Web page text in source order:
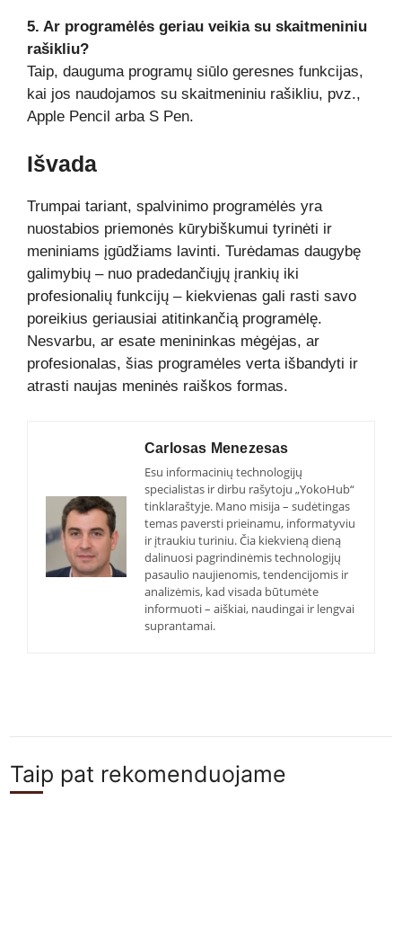
5. Ar programėlės geriau veikia su skaitmeniniu
rašikliu?
Taip, dauguma programų siūlo geresnes funkcijas,
kai jos naudojamos su skaitmeniniu rašikliu, pvz.,
Apple Pencil arba S Pen.
Išvada
Trumpai tariant, spalvinimo programėlės yra
nuostabios priemonės kūrybiškumui tyrinėti ir
meniniams įgūdžiams lavinti. Turėdamas daugybę
galimybių – nuo pradedančiųjų įrankių iki
profesionalių funkcijų – kiekvienas gali rasti savo
poreikius geriausiai atitinkančią programėlę.
Nesvarbu, ar esate menininkas mėgėjas, ar
profesionalas, šias programėles verta išbandyti ir
atrasti naujas meninės raiškos formas.
Carlosas Menezesas
Esu informacinių technologijų
specialistas ir dirbu rašytoju „YokoHub“
tinklaraštyje. Mano misija – sudėtingas
temas paversti prieinamu, informatyviu
ir įtraukiu turiniu. Čia kiekvieną dieną
dalinuosi pagrindinėmis technologijų
pasaulio naujienomis, tendencijomis ir
analizėmis, kad visada būtumėte
informuoti – aiškiai, naudingai ir lengvai
suprantamai.
Taip pat rekomenduojame